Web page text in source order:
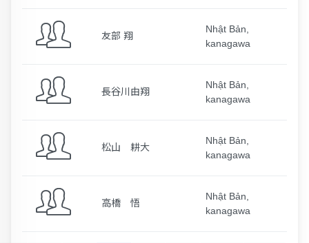
友部 翔
Nhật Bản,
kanagawa
長谷川由翔
Nhật Bản,
kanagawa
松山 耕大
Nhật Bản,
kanagawa
高橋 悟
Nhật Bản,
kanagawa